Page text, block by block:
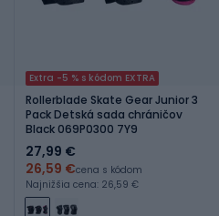
Extra -5 % s kódom EXTRA
Rollerblade Skate Gear Junior 3
Pack Detská sada chráničov
Black 069P0300 7Y9
27,99 €
26,59 €cena s kódom
Najnižšia cena: 26,59 €